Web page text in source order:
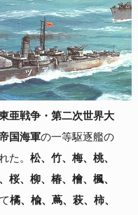
亜戦争・第二次世界大
国海軍の一等駆逐艦の
た。 松、竹、梅、桃、
桜、柳、椿、檜、楓、
橘、楡、蔦、萩、柿、